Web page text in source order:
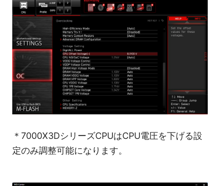
＊7000X3DシリーズCPUはCPU電圧を下げる設
定のみ調整可能になります。